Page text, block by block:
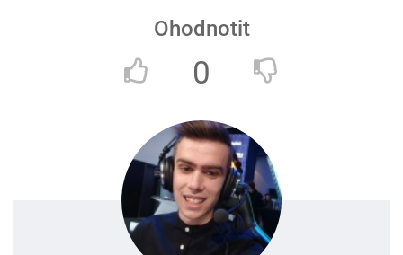
Ohodnotit
0